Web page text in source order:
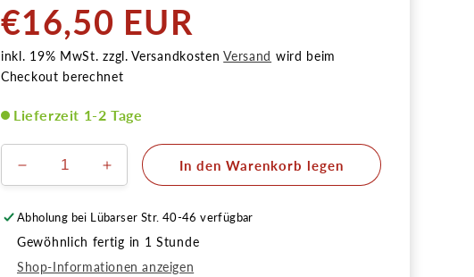
Normaler
Preis
€16,50 EUR
inkl. 19% MwSt. zzgl. VersandkostenVersand wird beim
Checkout berechnet
Lieferzeit 1-2 Tage
Verringere
die
Menge
Hexennase
7cm
Erhöhe
die
Menge
Hexennase
7cm
In den Warenkorb legen
Abholung bei Lübarser Str. 40-46 verfügbar
Gewöhnlich fertig in 1 Stunde
Shop-Informationen anzeigen